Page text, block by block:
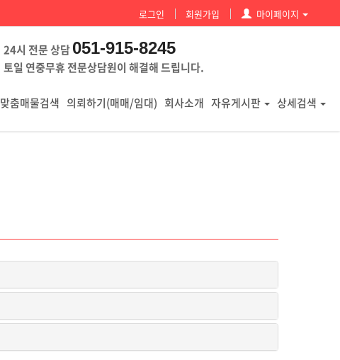
로그인 회원가입 마이페이지
24시 전문 상담051-915-8245
토일 연중무휴 전문상담원이 해결해 드립니다.
맞춤매물검색 의뢰하기(매매/임대) 회사소개 자유게시판 상세검색